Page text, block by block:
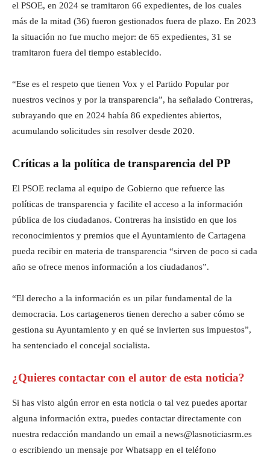
el PSOE, en 2024 se tramitaron 66 expedientes, de los cuales
más de la mitad (36) fueron gestionados fuera de plazo. En 2023
la situación no fue mucho mejor: de 65 expedientes, 31 se
tramitaron fuera del tiempo establecido.
“Ese es el respeto que tienen Vox y el Partido Popular por
nuestros vecinos y por la transparencia”, ha señalado Contreras,
subrayando que en 2024 había 86 expedientes abiertos,
acumulando solicitudes sin resolver desde 2020.
Críticas a la política de transparencia del PP
El PSOE reclama al equipo de Gobierno que refuerce las
políticas de transparencia y facilite el acceso a la información
pública de los ciudadanos. Contreras ha insistido en que los
reconocimientos y premios que el Ayuntamiento de Cartagena
pueda recibir en materia de transparencia “sirven de poco si cada
año se ofrece menos información a los ciudadanos”.
“El derecho a la información es un pilar fundamental de la
democracia. Los cartageneros tienen derecho a saber cómo se
gestiona su Ayuntamiento y en qué se invierten sus impuestos”,
ha sentenciado el concejal socialista.
¿Quieres contactar con el autor de esta noticia?
Si has visto algún error en esta noticia o tal vez puedes aportar
alguna información extra, puedes contactar directamente con
nuestra redacción mandando un email a news@lasnoticiasrm.es
o escribiendo un mensaje por Whatsapp en el teléfono